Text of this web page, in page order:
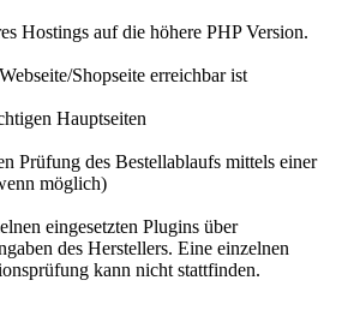
Hostings auf die höhere PHP Version.
Shopseite erreichbar ist
Hauptseiten
Prüfung des Bestellablaufs mittels einer
möglich)
eingesetzten Plugins über
des Herstellers. Eine einzelnen
kann nicht stattfinden.